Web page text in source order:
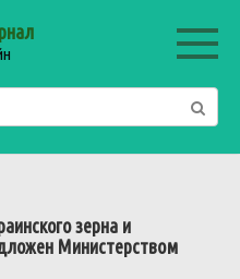
зерна и
Министерством